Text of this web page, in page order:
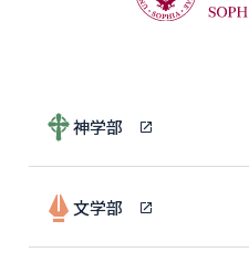
神学部
文学部